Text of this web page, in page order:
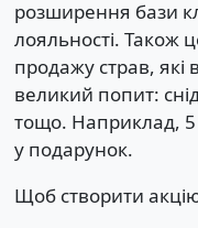
розширення бази
лояльності. Також
продажу страв, які
великий попит:
тощо. Наприклад, 5
у подарунок.
Щоб створити